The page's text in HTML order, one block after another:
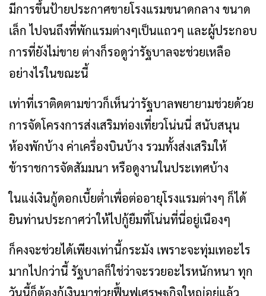
มีการขึ้นป้ายประกาศขายโรงแรมขนาดกลาง ขนาด
เล็ก ไปจนถึงที่พักแรมต่างๆเป็นแถวๆ และผู้ประกอบ
การที่ยังไม่ขาย ต่างก็รอดูว่ารัฐบาลจะช่วยเหลือ
อย่างไรในขณะนี้
เท่าที่เราติดตามข่าวก็เห็นว่ารัฐบาลพยายามช่วยด้วย
การจัดโครงการส่งเสริมท่องเที่ยวโน่นนี่ สนับสนุน
ห้องพักบ้าง ค่าเครื่องบินบ้าง รวมทั้งส่งเสริมให้
ข้าราชการจัดสัมมนา หรือดูงานในประเทศบ้าง
ในแง่เงินกู้ดอกเบี้ยตํ่าเพื่อต่ออายุโรงแรมต่างๆ ก็ได้
ยินท่านประกาศว่าให้ไปกู้ยืมที่โน่นที่นี่อยู่เนืองๆ
ก็คงจะช่วยได้เพียงเท่านี้กระมัง เพราะจะทุ่มเทอะไร
มากไปกว่านี้ รัฐบาลก็ใช่ว่าจะรวยอะไรหนักหนา ทุก
วันนี้ก็ต้องกู้เงินมาช่วยฟื้นฟูเศรษฐกิจใหญ่อยู่แล้ว